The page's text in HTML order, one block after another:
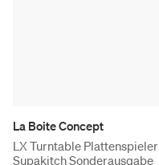
La Boite Concept
LX Turntable Plattenspieler
Supakitch Sonderausgabe